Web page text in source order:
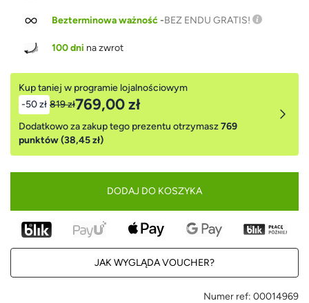
Bezterminowa ważność-BEZ ENDU GRATIS!
100 dni na zwrot
Kup taniej w programie lojalnościowym
-50 zł 819 zł769,00 zł
Dodatkowo za zakup tego prezentu otrzymasz769
punktów (38,45 zł)
DODAJ DO KOSZYKA
JAK WYGLĄDA VOUCHER?
Numer ref: 00014969